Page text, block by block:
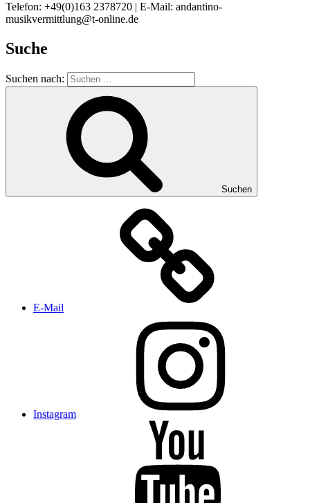
Telefon: +49(0)163 2378720 | E-Mail: andantino-
musikvermittlung@t-online.de
Suche
Suchen nach:
Suchen
E-Mail
Instagram